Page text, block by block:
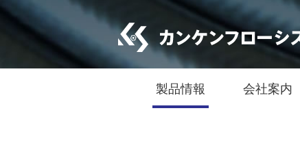
製品情報 会社案内